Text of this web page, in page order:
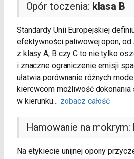
Opór toczenia: klasa B
Standardy Unii Europejskiej
efektywności paliwowej opon, od
z klasy A, B czy C to nie tylko
i znaczne ograniczenie emisji
ułatwia porównanie różnych
kierowcom możliwość dokonania
w kierunku... zobacz całość
Hamowanie na mokrym:
Na etykiecie unijnej opony